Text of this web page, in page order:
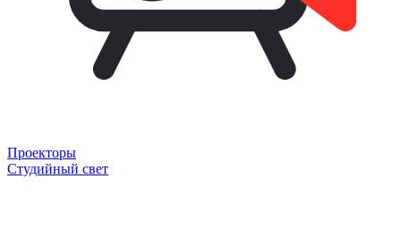
Проекторы
Студийный свет